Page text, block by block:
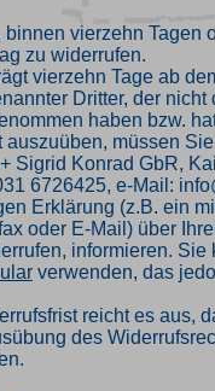
vierzehn Tagen
zu widerrufen.
vierzehn Tage ab
Dritter, der nicht
haben bzw.
auszuüben, müssen
Sigrid Konrad GbR,
6726425, e-Mail:
Erklärung (z.B. ein
oder E-Mail) über
informieren. Sie
verwenden, das
reicht es aus,
des